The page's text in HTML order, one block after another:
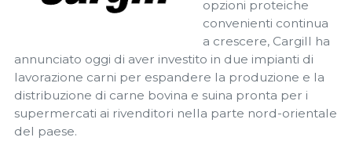
opzioni proteiche
convenienti continua
a crescere, Cargill ha
annunciato oggi di aver investito in due impianti di
lavorazione carni per espandere la produzione e la
distribuzione di carne bovina e suina pronta per i
supermercati ai rivenditori nella parte nord-orientale
del paese.